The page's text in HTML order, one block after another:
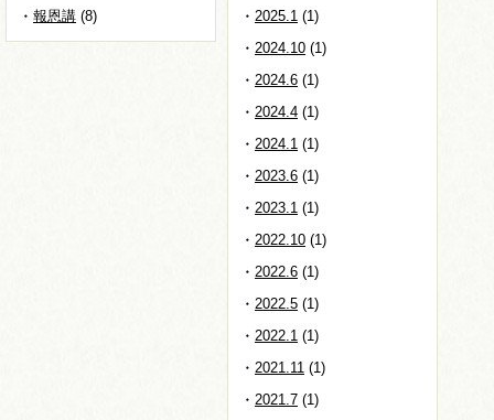
報恩講 (8)
2025.1 (1)
2024.10 (1)
2024.6 (1)
2024.4 (1)
2024.1 (1)
2023.6 (1)
2023.1 (1)
2022.10 (1)
2022.6 (1)
2022.5 (1)
2022.1 (1)
2021.11 (1)
2021.7 (1)